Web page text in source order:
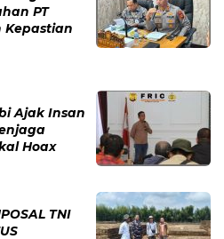
PT
Kepastian
Ajak Insan
Hoax
TNI